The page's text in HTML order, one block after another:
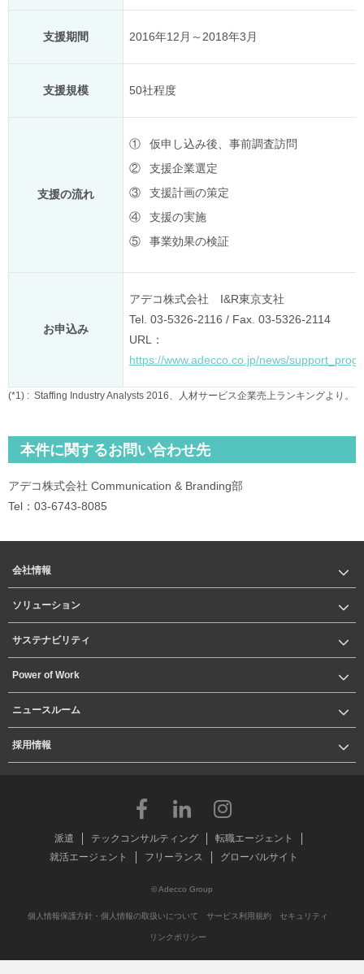
支援期間 2016年12月～2018年3月
支援規模 50社程度
支援の流れ
①
仮申し込み後、事前調査訪問
②
支援企業選定
③
支援計画の策定
④
支援の実施
⑤
事業効果の検証
お申込み
アデコ株式会社 I&R東京支社
Tel. 03-5326-2116 / Fax. 03-5326-2114
URL：
https://www.adecco.co.jp/news/
(*1) : Staffing Industry Analysts 2016、人材サービス企業売上ランキングより。
本件に関するお問い合わせ先
アデコ株式会社 Communication & Branding部
Tel：03-6743-8085
会社情報
ソリューション
サステナビリティ
Power of Work
ニュースルーム
採用情報
派遣 テックコンサルティング
転職エージェント
就活エージェント
フリーランス グローバルサイト
© Adecco Group
個人情報保護方針・個人情報の取扱いについて サービス利用規約 セキュリティ
リンクポリシー